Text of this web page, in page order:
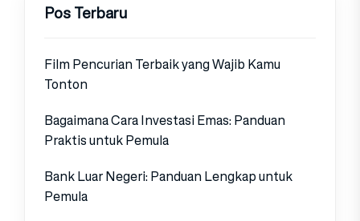
Pos Terbaru
Film Pencurian Terbaik yang Wajib Kamu
Tonton
Bagaimana Cara Investasi Emas: Panduan
Praktis untuk Pemula
Bank Luar Negeri: Panduan Lengkap untuk
Pemula